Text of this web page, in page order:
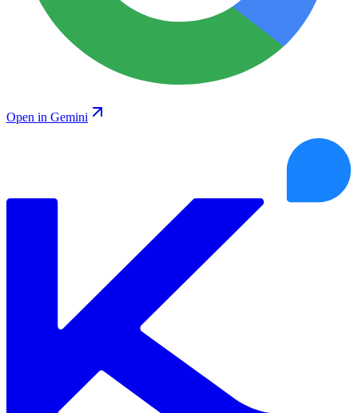
Open in Gemini